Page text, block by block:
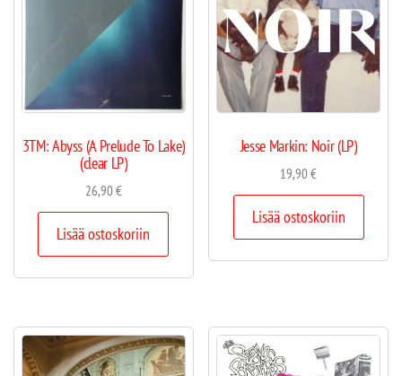
3TM: Abyss (A Prelude To Lake)
(clear LP)
26,90€
Lisää ostoskoriin
Jesse Markin: Noir (LP)
19,90€
Lisää ostoskoriin